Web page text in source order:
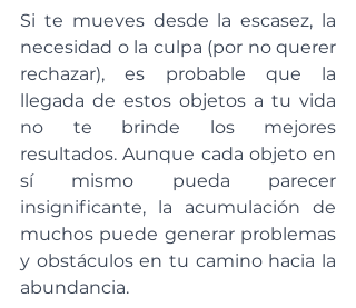
Si te mueves desde la escasez, la
necesidad o la culpa (por no querer
rechazar), es probable que la
llegada de estos objetos a tu vida
no te brinde los mejores
resultados. Aunque cada objeto en
sí mismo pueda parecer
insignificante, la acumulación de
muchos puede generar problemas
y obstáculos en tu camino hacia la
abundancia.